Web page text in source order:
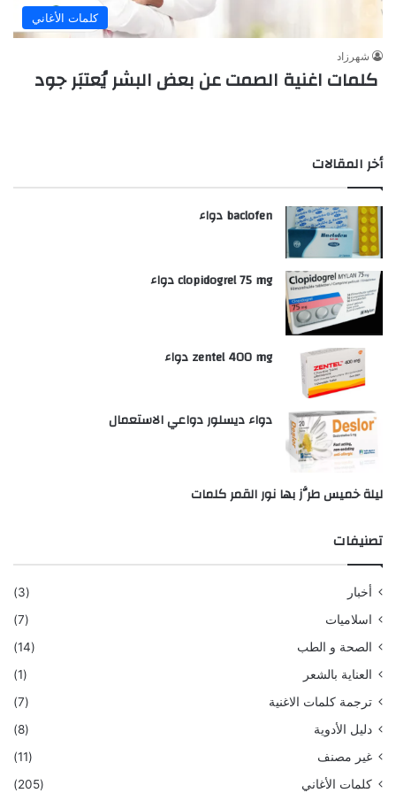
كلمات الأغاني
شهرزاد
كلمات اغنية الصمت عن بعض البشر يُعتبَر جود
أخر المقالات
baclofen دواء
clopidogrel 75 mg دواء
zentel 400 mg دواء
دواء ديسلور دواعي الاستعمال
ليلة خميس طرَّز بها نور القمر كلمات
تصنيفات
أخبار
(3)
اسلاميات
(7)
الصحة و الطب
(14)
العناية بالشعر
(1)
ترجمة كلمات الاغنية
(7)
دليل الأدوية
(8)
غير مصنف
(11)
كلمات الأغاني
(205)